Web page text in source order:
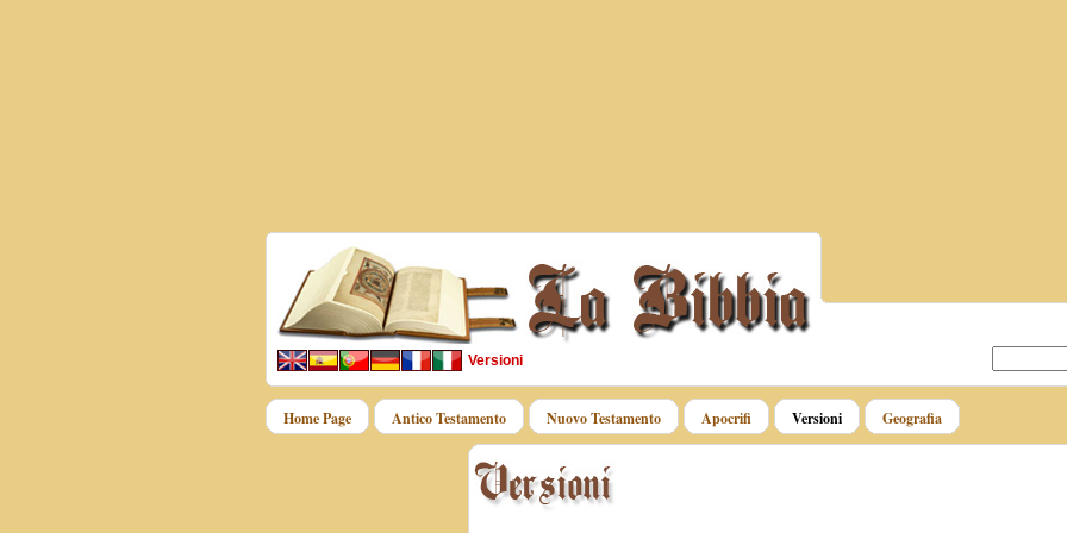
Versioni
Home Page Antico Testamento Nuovo Testamento Apocrifi Versioni Geografia